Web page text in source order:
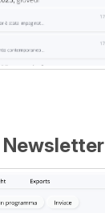
Newsletter